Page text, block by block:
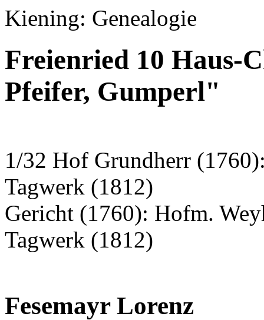
Kiening: Genealogie
Freienried 10 Haus-
Pfeifer, Gumperl"
1/32 Hof Grundherr
Tagwerk (1812)
Gericht (1760): Hofm.
Tagwerk (1812)
Fesemayr Lorenz